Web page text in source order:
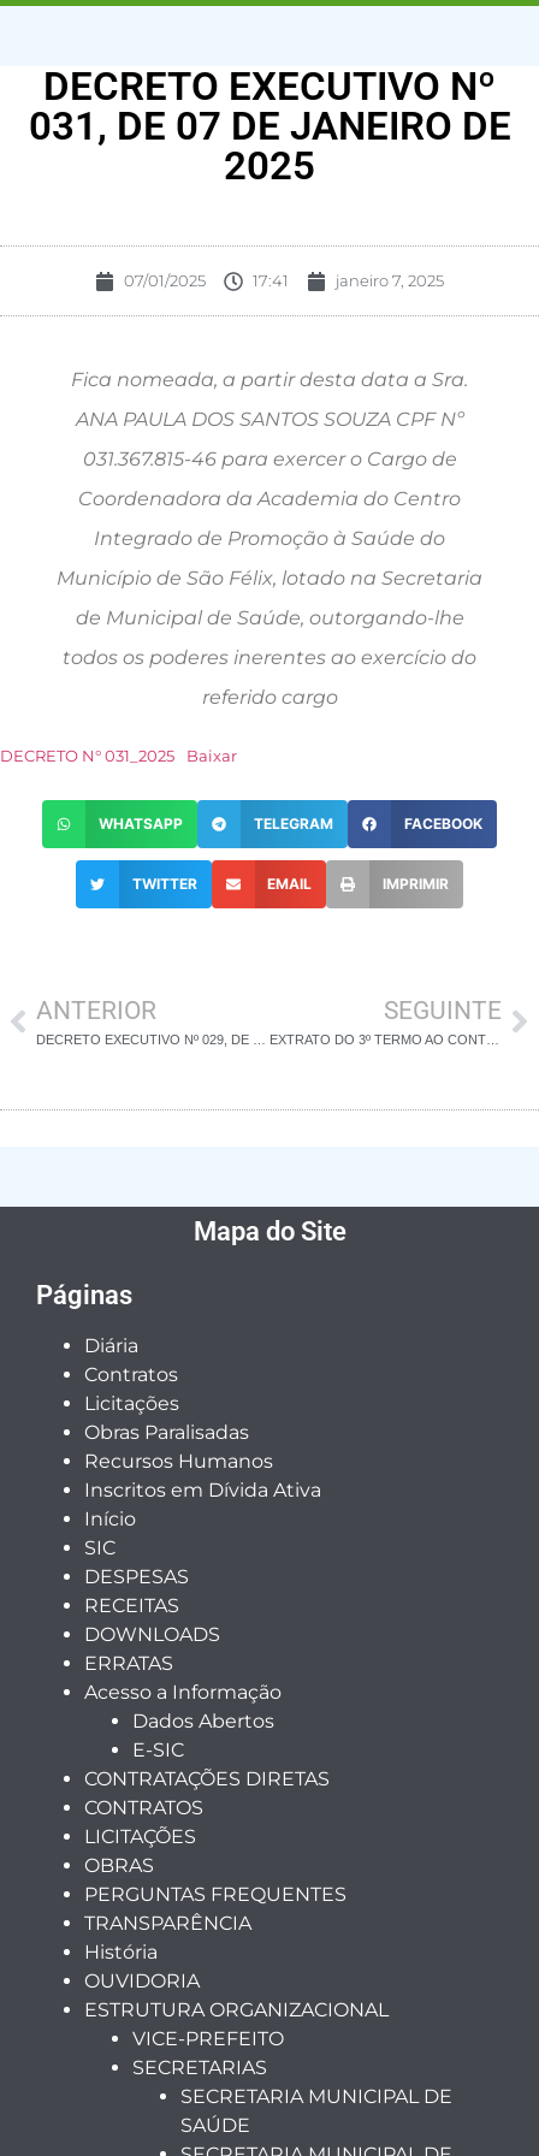
DECRETO EXECUTIVO Nº
031, DE 07 DE JANEIRO DE
2025
07/01/2025 17:41 janeiro 7, 2025
Fica nomeada, a partir desta data a Sra.
ANA PAULA DOS SANTOS SOUZA CPF Nº
031.367.815-46 para exercer o Cargo de
Coordenadora da Academia do Centro
Integrado de Promoção à Saúde do
Município de São Félix, lotado na Secretaria
de Municipal de Saúde, outorgando-lhe
todos os poderes inerentes ao exercício do
referido cargo
DECRETO N° 031_2025 Baixar
WHATSAPP TELEGRAM FACEBOOK
TWITTER EMAIL IMPRIMIR
ANTERIOR SEGUINTE
EXTRATO DO 3º TERMO AO CONTRATO Nº 022/2021
Mapa do Site
Páginas
Diária
Contratos
Licitações
Obras Paralisadas
Recursos Humanos
Inscritos em Dívida Ativa
Início
SIC
DESPESAS
RECEITAS
DOWNLOADS
ERRATAS
Acesso a Informação
Dados Abertos
E-SIC
CONTRATAÇÕES DIRETAS
CONTRATOS
LICITAÇÕES
OBRAS
PERGUNTAS FREQUENTES
TRANSPARÊNCIA
História
OUVIDORIA
ESTRUTURA ORGANIZACIONAL
VICE-PREFEITO
SECRETARIAS
SECRETARIA MUNICIPAL DE
SAÚDE